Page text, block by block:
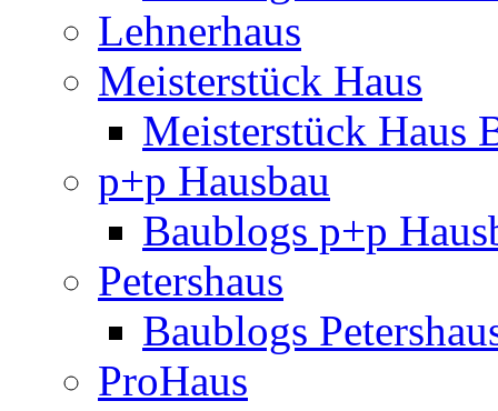
Lehnerhaus
Meisterstück Haus
Meisterstück Haus
p+p Hausbau
Baublogs p+p
Petershaus
Baublogs
ProHaus